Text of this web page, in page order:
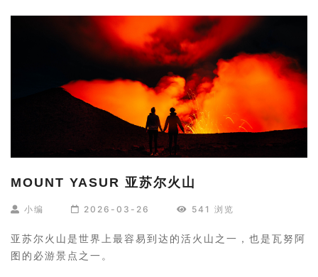
MOUNT YASUR 亚苏尔火山
小编 2026-03-26 541 浏览
亚苏尔火山是世界上最容易到达的活火山之一，也是瓦努阿
图的必游景点之一。